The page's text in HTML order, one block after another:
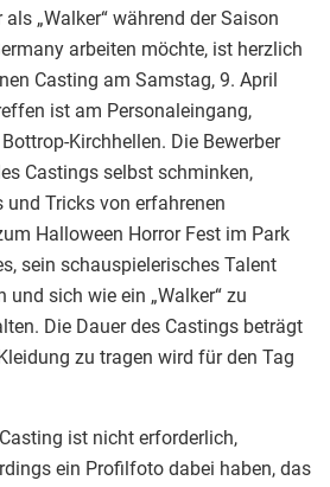
„Walker“ während der Saison
arbeiten möchte, ist herzlich
Casting am Samstag, 9. April
ist am Personaleingang,
Kirchhellen. Die Bewerber
Castings selbst schminken,
Tricks von erfahrenen
Halloween Horror Fest im Park
sein schauspielerisches Talent
und sich wie ein „Walker“ zu
Die Dauer des Castings beträgt
zu tragen wird für den Tag
ist nicht erforderlich,
ein Profilfoto dabei haben, das